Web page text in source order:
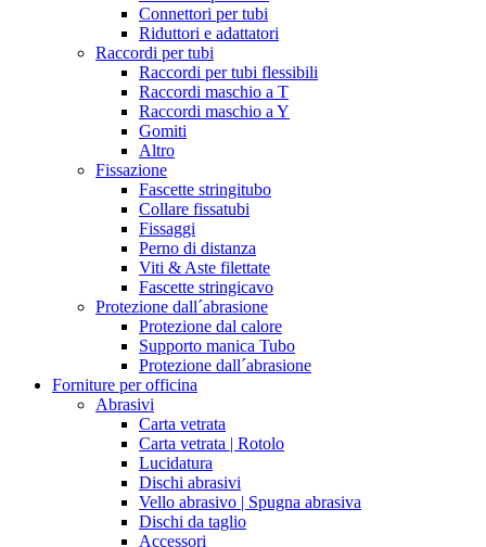
Connettori per tubi
Riduttori e adattatori
Raccordi per tubi
Raccordi per tubi flessibili
Raccordi maschio a T
Raccordi maschio a Y
Gomiti
Altro
Fissazione
Fascette stringitubo
Collare fissatubi
Fissaggi
Perno di distanza
Viti & Aste filettate
Fascette stringicavo
Protezione dall´abrasione
Protezione dal calore
Supporto manica Tubo
Protezione dall´abrasione
Forniture per officina
Abrasivi
Carta vetrata
Carta vetrata | Rotolo
Lucidatura
Dischi abrasivi
Vello abrasivo | Spugna abrasiva
Dischi da taglio
Accessori